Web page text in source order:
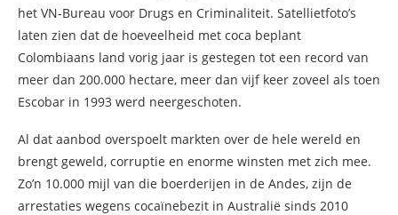
het VN-Bureau voor Drugs en Criminaliteit. Satellietfoto’s
laten zien dat de hoeveelheid met coca beplant
Colombiaans land vorig jaar is gestegen tot een record van
meer dan 200.000 hectare, meer dan vijf keer zoveel als toen
Escobar in 1993 werd neergeschoten.
Al dat aanbod overspoelt markten over de hele wereld en
brengt geweld, corruptie en enorme winsten met zich mee.
Zo’n 10.000 mijl van die boerderijen in de Andes, zijn de
arrestaties wegens cocaïnebezit in Australië sinds 2010